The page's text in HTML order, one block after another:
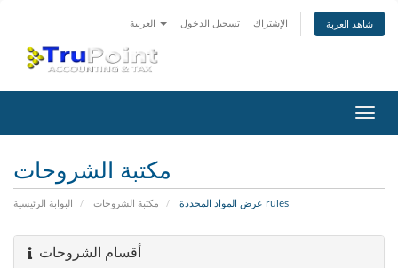
تسجيل الدخول الإشتراك شاهد العربة
تبديل
التنقل
مكتبة الشروحات
البوابة الرئيسية مكتبة الشروحات عرض المواد المحددة rules
أقسام الشروحات